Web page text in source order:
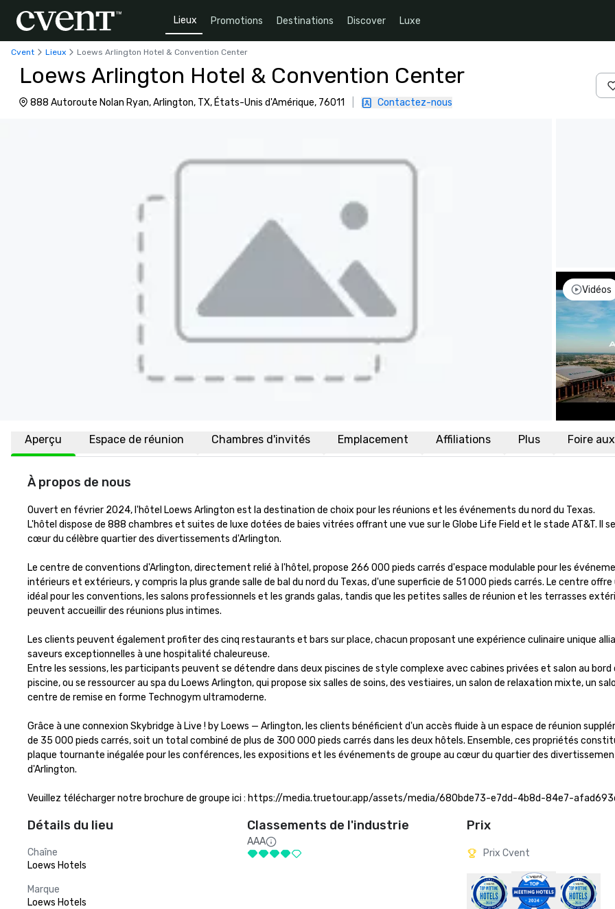
Lieux Promotions Destinations Discover Luxe
Cvent Lieux Loews Arlington Hotel & Convention Center
Loews Arlington Hotel & Convention Center
888 Autoroute Nolan Ryan, Arlington, TX, États-Unis d'Amérique, 76011 Contactez-nous
Vidéos
Aperçu Espace de réunion Chambres d'invités Emplacement Affiliations Plus Foire
À propos de nous
Ouvert en février 2024, l'hôtel Loews Arlington est la destination de choix pour les réunions et les événements du nord du Texas.
L'hôtel dispose de 888 chambres et suites de luxe dotées de baies vitrées offrant une vue sur le Globe Life Field et le stade AT&T. Il
cœur du célèbre quartier des divertissements d'Arlington.
Le centre de conventions d'Arlington, directement relié à l'hôtel, propose 266 000 pieds carrés d'espace modulable pour les
intérieurs et extérieurs, y compris la plus grande salle de bal du nord du Texas, d'une superficie de 51 000 pieds carrés. Le centre offre
idéal pour les conventions, les salons professionnels et les grands galas, tandis que les petites salles de réunion et les terrasses
peuvent accueillir des réunions plus intimes.
Les clients peuvent également profiter des cinq restaurants et bars sur place, chacun proposant une expérience culinaire unique
saveurs exceptionnelles à une hospitalité chaleureuse.
Entre les sessions, les participants peuvent se détendre dans deux piscines de style complexe avec cabines privées et salon au bord
piscine, ou se ressourcer au spa du Loews Arlington, qui propose six salles de soins, des vestiaires, un salon de relaxation mixte, un
centre de remise en forme Technogym ultramoderne.
Grâce à une connexion Skybridge à Live ! by Loews — Arlington, les clients bénéficient d'un accès fluide à un espace de réunion
de 35 000 pieds carrés, soit un total combiné de plus de 300 000 pieds carrés dans les deux hôtels. Ensemble, ces propriétés
plaque tournante inégalée pour les conférences, les expositions et les événements de groupe au cœur du quartier des
d'Arlington.
Veuillez télécharger notre brochure de groupe ici : https://media.truetour.app/assets/media/680bde73-e7dd-4b8d-84e7-
Détails du lieu
Chaîne
Loews Hotels
Marque
Loews Hotels
Classements de l'industrie
AAA
Prix
Prix Cvent